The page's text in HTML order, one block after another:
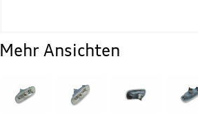
Mehr Ansichten